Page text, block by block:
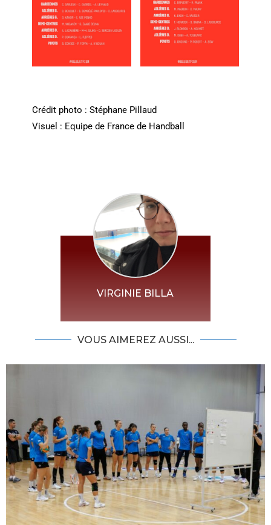
Crédit photo : Stéphane Pillaud
Visuel : Equipe de France de Handball
VIRGINIE BILLA
VOUS AIMEREZ AUSSI...